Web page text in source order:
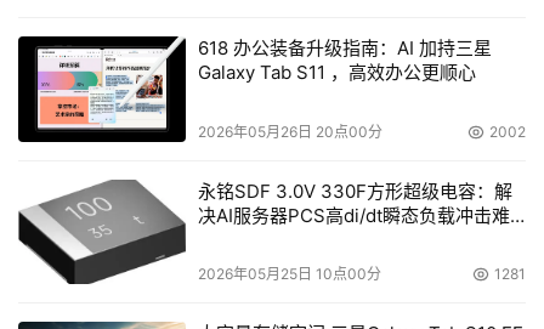
618 办公装备升级指南：AI 加持三星
Galaxy Tab S11 ，高效办公更顺心
2026年05月26日 20点00分 2002
永铭SDF 3.0V 330F方形超级电容：解
决AI服务器PCS高di/dt瞬态负载冲击难
2026年05月25日 10点00分 1281